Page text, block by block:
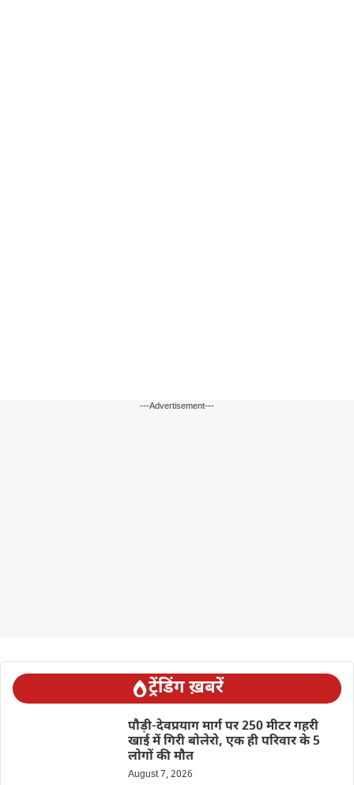
---Advertisement---
ट्रेंडिंग ख़बरें
पौड़ी-देवप्रयाग मार्ग पर 250 मीटर गहरी
खाई में गिरी बोलेरो, एक ही परिवार के 5
लोगों की मौत
August 7, 2026